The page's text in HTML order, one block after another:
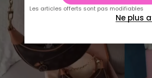
Play
Les articles offerts sont pas modifiables
Ne plus